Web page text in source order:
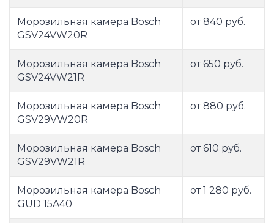
Морозильная камера Bosch
GSV24VW20R
от 840 руб.
Морозильная камера Bosch
GSV24VW21R
от 650 руб.
Морозильная камера Bosch
GSV29VW20R
от 880 руб.
Морозильная камера Bosch
GSV29VW21R
от 610 руб.
Морозильная камера Bosch
GUD 15A40
от 1 280 руб.